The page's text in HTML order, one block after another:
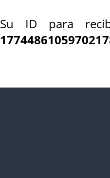
Su ID para